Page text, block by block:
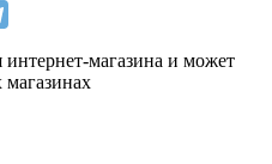
интернет-магазина и может
магазинах